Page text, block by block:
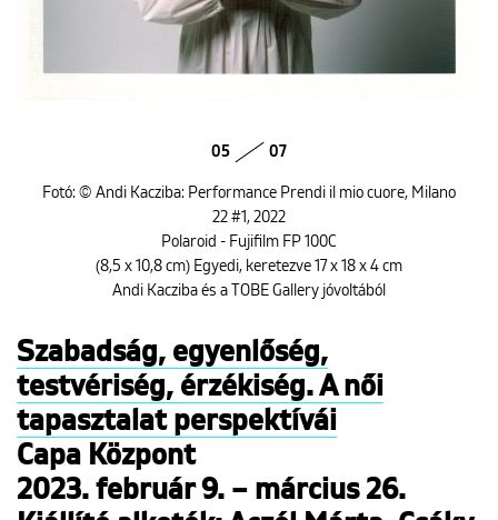
05 07
Fotó: © Andi Kacziba: Performance Prendi il mio cuore, Milano
22 #1, 2022
Polaroid - Fujifilm FP 100C
(8,5 x 10,8 cm) Egyedi, keretezve 17 x 18 x 4 cm
Andi Kacziba és a TOBE Gallery jóvoltából
Szabadság, egyenlőség,
testvériség, érzékiség. A női
tapasztalat perspektívái
Capa Központ
2023. február 9. – március 26.